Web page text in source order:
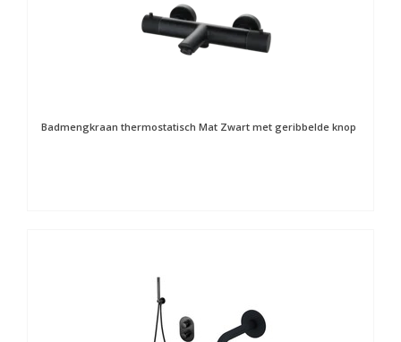
Badmengkraan thermostatisch Mat Zwart met geribbelde knop